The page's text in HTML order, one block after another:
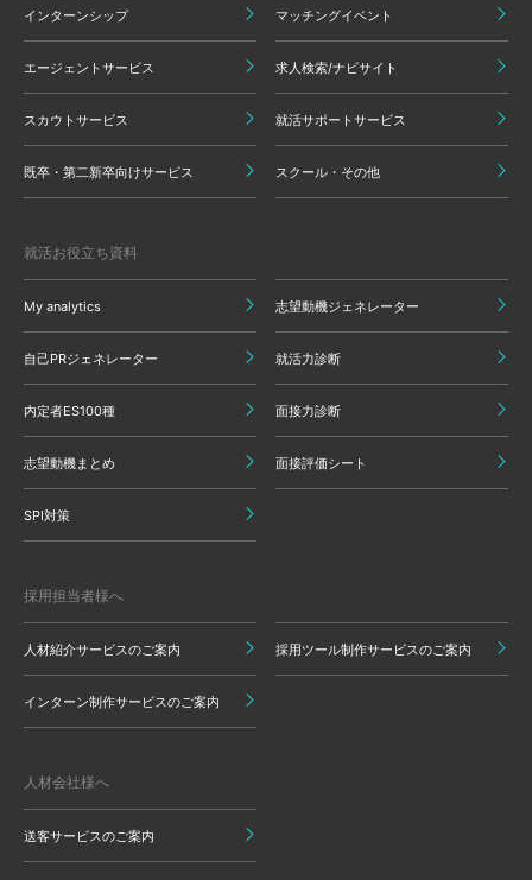
インターンシップ マッチングイベント
エージェントサービス 求人検索/ナビサイト
スカウトサービス 就活サポートサービス
既卒・第二新卒向けサービス スクール・その他
就活お役立ち資料
My analytics 志望動機ジェネレーター
自己PRジェネレーター 就活力診断
内定者ES100種 面接力診断
志望動機まとめ 面接評価シート
SPI対策
採用担当者様へ
人材紹介サービスのご案内 採用ツール制作サービスのご案内
インターン制作サービスのご案内
人材会社様へ
送客サービスのご案内